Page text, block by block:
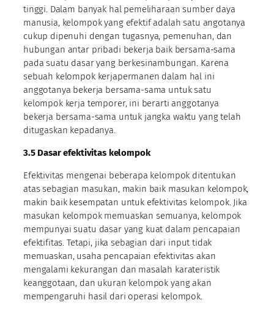
tinggi. Dalam banyak hal pemeliharaan sumber daya
manusia, kelompok yang efektif adalah satu angotanya
cukup dipenuhi dengan tugasnya, pemenuhan, dan
hubungan antar pribadi bekerja baik bersama-sama
pada suatu dasar yang berkesinambungan. Karena
sebuah kelompok kerjapermanen dalam hal ini
anggotanya bekerja bersama-sama untuk satu
kelompok kerja temporer, ini berarti anggotanya
bekerja bersama-sama untuk jangka waktu yang telah
ditugaskan kepadanya.
3.5 Dasar efektivitas kelompok
Efektivitas mengenai beberapa kelompok ditentukan
atas sebagian masukan, makin baik masukan kelompok,
makin baik kesempatan untuk efektivitas kelompok. Jika
masukan kelompok memuaskan semuanya, kelompok
mempunyai suatu dasar yang kuat dalam pencapaian
efektifitas. Tetapi, jika sebagian dari input tidak
memuaskan, usaha pencapaian efektivitas akan
mengalami kekurangan dan masalah karateristik
keanggotaan, dan ukuran kelompok yang akan
mempengaruhi hasil dari operasi kelompok.